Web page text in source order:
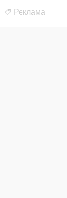
Реклама